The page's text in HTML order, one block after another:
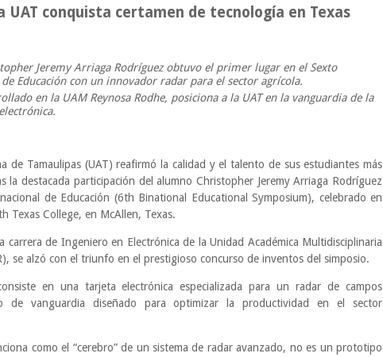
UAT conquista certamen de tecnología en Texas
Jeremy Arriaga Rodríguez obtuvo el primer lugar en el Sexto
Educación con un innovador radar para el sector agrícola.
en la UAM Reynosa Rodhe, posiciona a la UAT en la vanguardia de la
de Tamaulipas (UAT) reafirmó la calidad y el talento de sus estudiantes más
la destacada participación del alumno Christopher Jeremy Arriaga Rodríguez
de Educación (6th Binational Educational Symposium), celebrado en
Texas College, en McAllen, Texas.
carrera de Ingeniero en Electrónica de la Unidad Académica Multidisciplinaria
se alzó con el triunfo en el prestigioso concurso de inventos del simposio.
en una tarjeta electrónica especializada para un radar de campos
de vanguardia diseñado para optimizar la productividad en el sector
como el “cerebro” de un sistema de radar avanzado, no es un prototipo